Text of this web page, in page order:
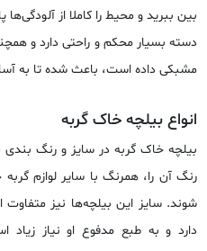
بین ببرید و محیط را کاملا از
دسته بسیار محکم و راحتی دارد و
مشبکی داده است، باعث شده تا به
انواع بیلچه خاک گربه
بیلچه خاک گربه در سایز و رنگ بندی
رنگ آن را، همرنگ با سایر لوازم
شوند. سایز این بیلچه‌ها نیز
دارد و به طبع مدفوع او نیاز زیاد